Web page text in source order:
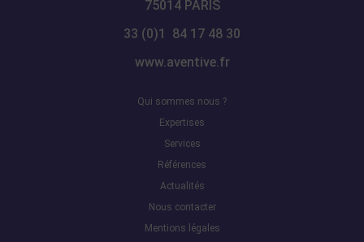
75014 PARIS
33 (0)1 84 17 48 30
www.aventive.fr
Qui sommes nous ?
Expertises
Services
Références
Actualités
Nous contacter
Mentions légales